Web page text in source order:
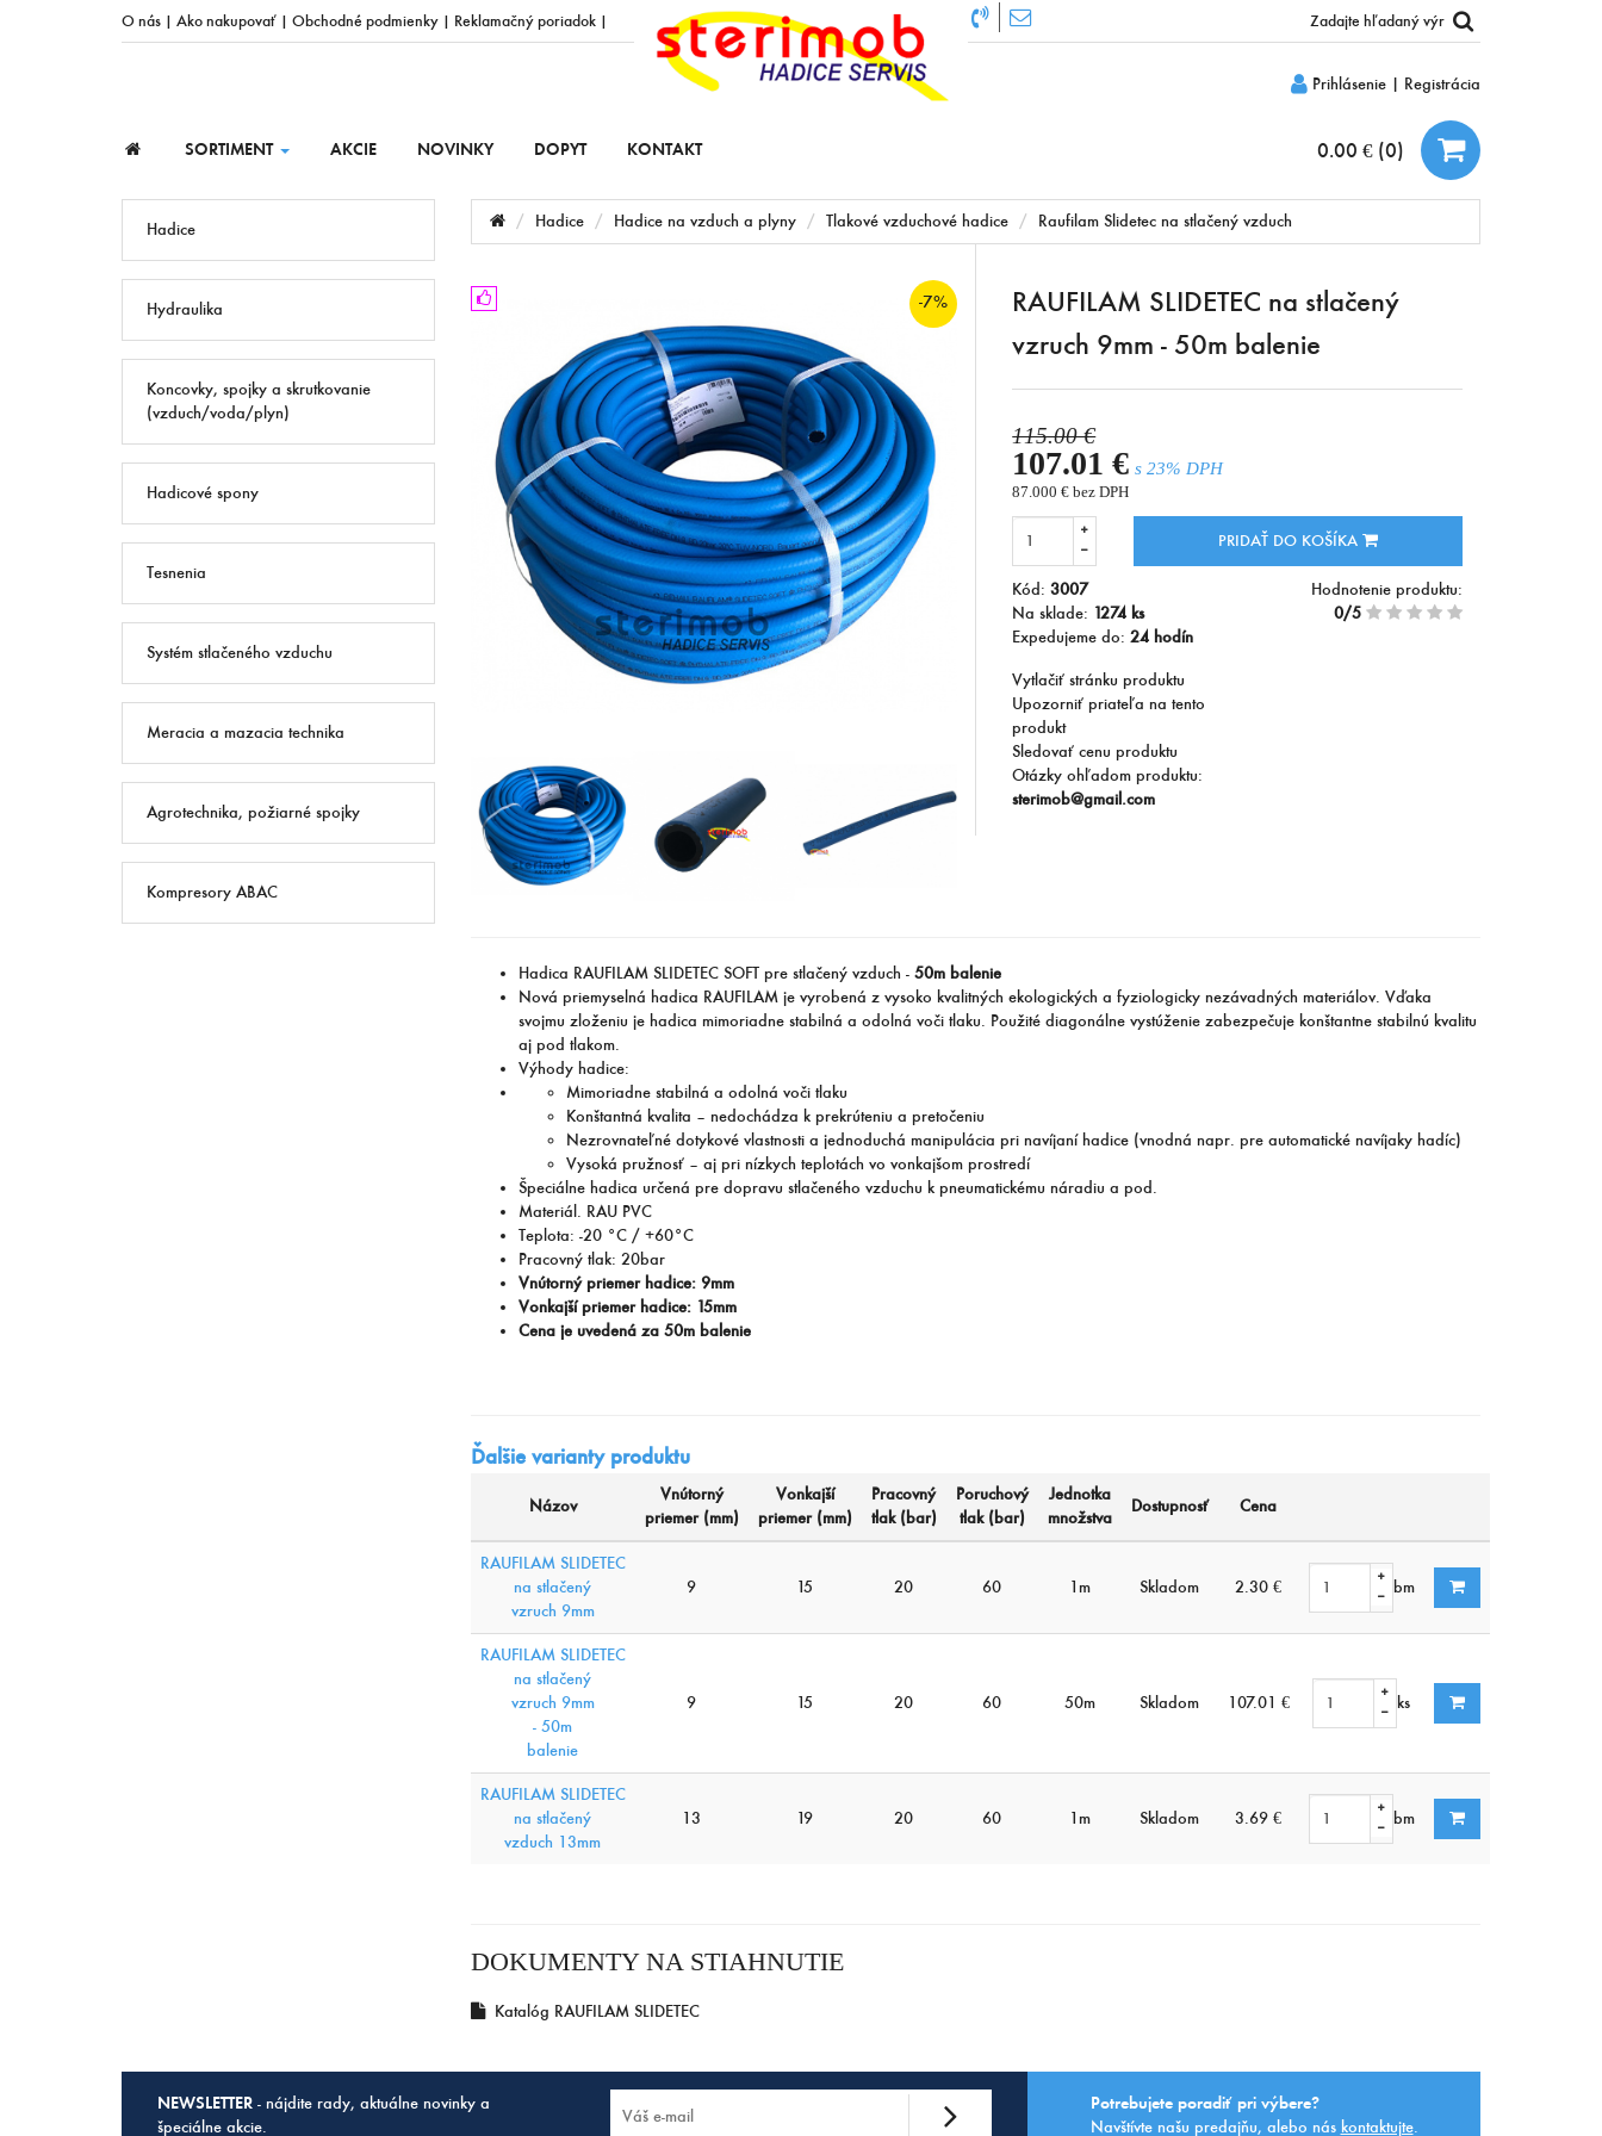
O nás | Ako nakupovať | Obchodné podmienky | Reklamačný poriadok |
Prihlásenie | Registrácia
0.00 € (0)
SORTIMENT AKCIE NOVINKY DOPYT KONTAKT
Hadice
Hydraulika
Koncovky, spojky a skrutkovanie
(vzduch/voda/plyn)
Hadicové spony
Tesnenia
Systém stlačeného vzduchu
Meracia a mazacia technika
Agrotechnika, požiarné spojky
Kompresory ABAC
Hadice Hadice na vzduch a plyny Tlakové vzduchové hadice Raufilam Slidetec na stlačený vzduch
-7%
RAUFILAM SLIDETEC na stlačený
vzruch 9mm - 50m balenie
115.00 €
107.01 € s 23% DPH
87.000 €bez DPH
PRIDAŤ DO KOŠÍKA
Kód:3007
Na sklade: 1274 ks
Expedujeme do:24 hodín
Vytlačiť stránku produktu
Upozorniť priateľa na tento
produkt
Sledovať cenu produktu
Otázky ohľadom produktu:
sterimob@gmail.com
Hodnotenie produktu:
0/5
Hadica RAUFILAM SLIDETEC SOFT pre stlačený vzduch - 50m balenie
Nová priemyselná hadica RAUFILAM je vyrobená z vysoko kvalitných ekologických a fyziologicky nezávadných materiálov. Vďaka
svojmu zloženiu je hadica mimoriadne stabilná a odolná voči tlaku. Použité diagonálne vystúženie zabezpečuje konštantne stabilnú kvalitu
aj pod tlakom.
Výhody hadice:
Mimoriadne stabilná a odolná voči tlaku
Konštantná kvalita – nedochádza k prekrúteniu a pretočeniu
Nezrovnateľné dotykové vlastnosti a jednoduchá manipulácia pri navíjaní hadice (vnodná napr. pre automatické navíjaky hadíc)
Vysoká pružnosť – aj pri nízkych teplotách vo vonkajšom prostredí
Špeciálne hadica určená pre dopravu stlačeného vzduchu k pneumatickému náradiu a pod.
Materiál. RAU PVC
Teplota: -20 °C / +60°C
Pracovný tlak: 20bar
Vnútorný priemer hadice: 9mm
Vonkajší priemer hadice: 15mm
Cena je uvedená za 50m balenie
Ďalšie varianty produktu
Názov
Vnútorný
priemer (mm)
Vonkajší
priemer (mm)
Pracovný
tlak (bar)
Poruchový
tlak (bar)
Jednotka
množstva
Dostupnosť Cena
RAUFILAM SLIDETEC
na stlačený
vzruch 9mm
9 15 20 60 1m Skladom 2.30 € bm
RAUFILAM SLIDETEC
na stlačený
vzruch 9mm
- 50m
balenie
9 15 20 60 50m Skladom 107.01 € ks
RAUFILAM SLIDETEC
na stlačený
vzduch 13mm
13 19 20 60 1m Skladom 3.69 € bm
DOKUMENTY NA STIAHNUTIE
Katalóg RAUFILAM SLIDETEC
NEWSLETTER - nájdite rady, aktuálne novinky a
špeciálne akcie.
Potrebujete poradiť pri výbere?
Navštívte našu predajňu, alebo nás kontaktujte.